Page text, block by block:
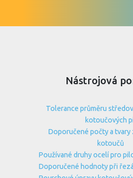
Nástrojová
Tolerance průměru
kotoučových
Doporučené počty a tvary
kotoučů
Používané druhy ocelí pro
Doporučené hodnoty při